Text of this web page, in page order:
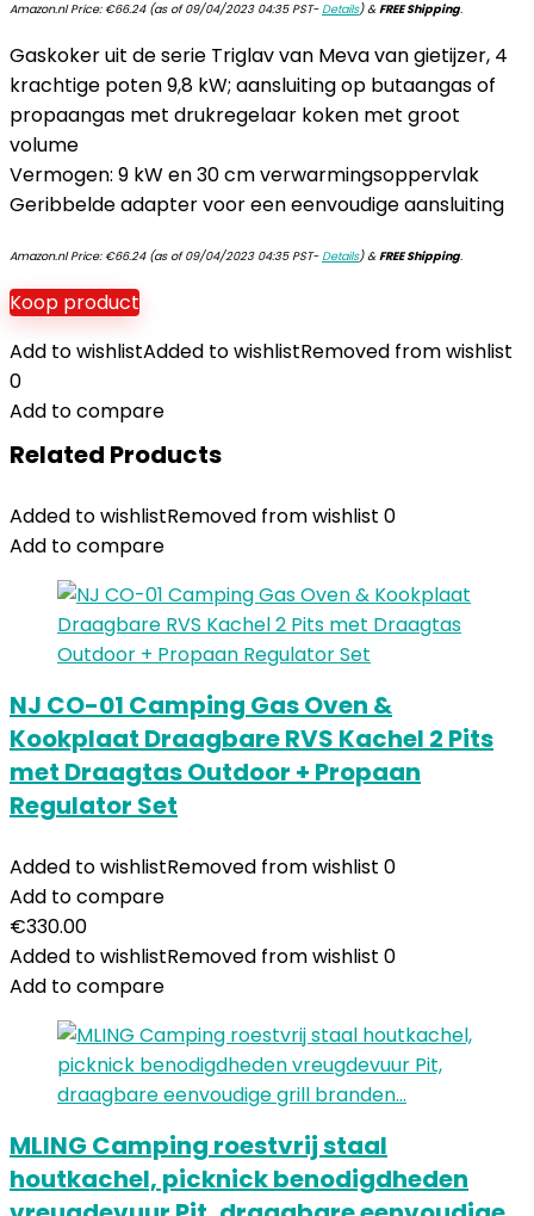
Amazon.nl Price: €66.24(as of 09/04/2023 04:35 PST-Details)&FREE Shipping.
Gaskoker uit de serie Triglav van Meva van gietijzer, 4
krachtige poten 9,8 kW; aansluiting op butaangas of
propaangas met drukregelaar koken met groot
volume
Vermogen: 9 kW en 30 cm verwarmingsoppervlak
Geribbelde adapter voor een eenvoudige aansluiting
Amazon.nl Price: €66.24(as of 09/04/2023 04:35 PST-Details)&FREE Shipping.
Koop product
Add to wishlistAdded to wishlistRemoved from wishlist
0
Add to compare
Related Products
Added to wishlistRemoved from wishlist 0
Add to compare
NJ CO-01 Camping Gas Oven &
Kookplaat Draagbare RVS Kachel 2 Pits
met Draagtas Outdoor + Propaan
Regulator Set
Added to wishlistRemoved from wishlist 0
Add to compare
€330.00
Added to wishlistRemoved from wishlist 0
Add to compare
MLING Camping roestvrij staal
houtkachel, picknick benodigdheden